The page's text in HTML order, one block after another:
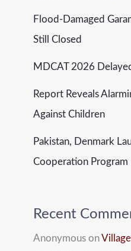
Flood-Damaged
Still Closed
MDCAT 2026
Report Reveals
Against Children
Pakistan, Denmark
Cooperation Program
Recent
Anonymous on